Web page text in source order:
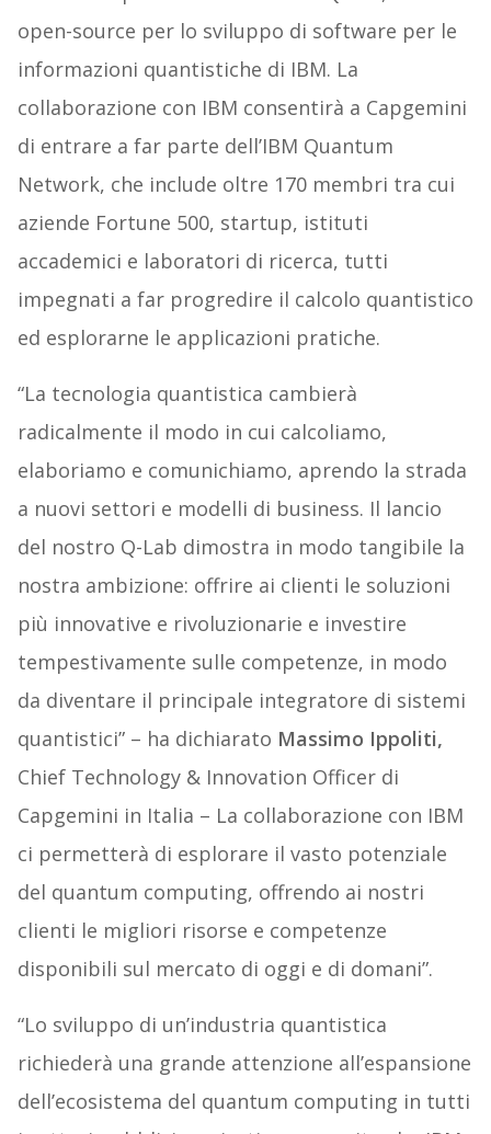
open-source per lo sviluppo di software per le
informazioni quantistiche di IBM. La
collaborazione con IBM consentirà a Capgemini
di entrare a far parte dell’IBM Quantum
Network, che include oltre 170 membri tra cui
aziende Fortune 500, startup, istituti
accademici e laboratori di ricerca, tutti
impegnati a far progredire il calcolo quantistico
ed esplorarne le applicazioni pratiche.
“La tecnologia quantistica cambierà
radicalmente il modo in cui calcoliamo,
elaboriamo e comunichiamo, aprendo la strada
a nuovi settori e modelli di business. Il lancio
del nostro Q-Lab dimostra in modo tangibile la
nostra ambizione: offrire ai clienti le soluzioni
più innovative e rivoluzionarie e investire
tempestivamente sulle competenze, in modo
da diventare il principale integratore di sistemi
quantistici” – ha dichiarato Massimo Ippoliti,
Chief Technology & Innovation Officer di
Capgemini in Italia – La collaborazione con IBM
ci permetterà di esplorare il vasto potenziale
del quantum computing, offrendo ai nostri
clienti le migliori risorse e competenze
disponibili sul mercato di oggi e di domani”.
“Lo sviluppo di un’industria quantistica
richiederà una grande attenzione all’espansione
dell’ecosistema del quantum computing in tutti